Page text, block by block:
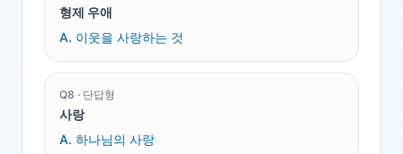
형제 우애
A. 이웃을 사랑하는 것
Q8 · 단답형
사랑
A. 하나님의 사랑